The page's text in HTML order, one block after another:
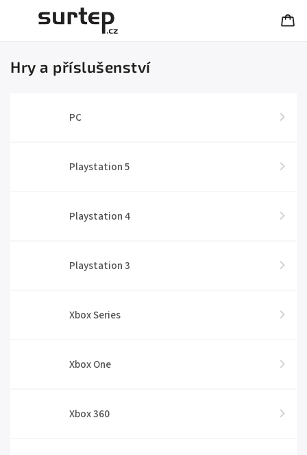
Hry a příslušenství
PC
Playstation 5
Playstation 4
Playstation 3
Xbox Series
Xbox One
Xbox 360